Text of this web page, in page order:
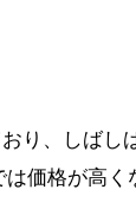
り、しばし
価格が高く